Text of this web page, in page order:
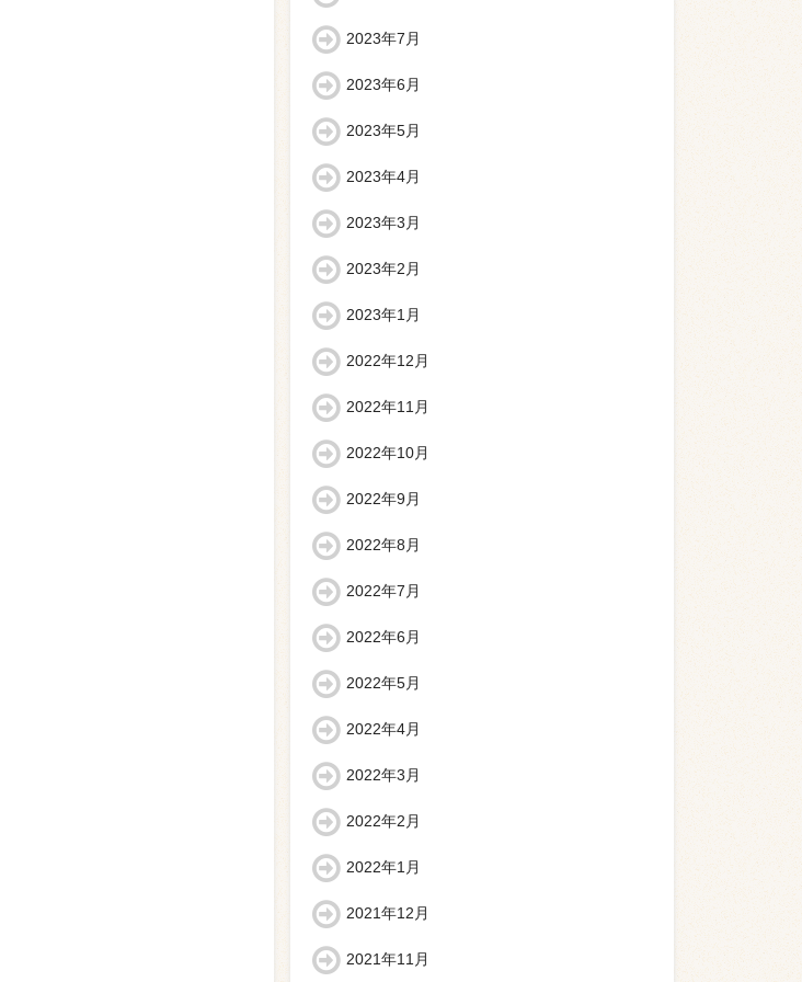
2023年7月
2023年6月
2023年5月
2023年4月
2023年3月
2023年2月
2023年1月
2022年12月
2022年11月
2022年10月
2022年9月
2022年8月
2022年7月
2022年6月
2022年5月
2022年4月
2022年3月
2022年2月
2022年1月
2021年12月
2021年11月